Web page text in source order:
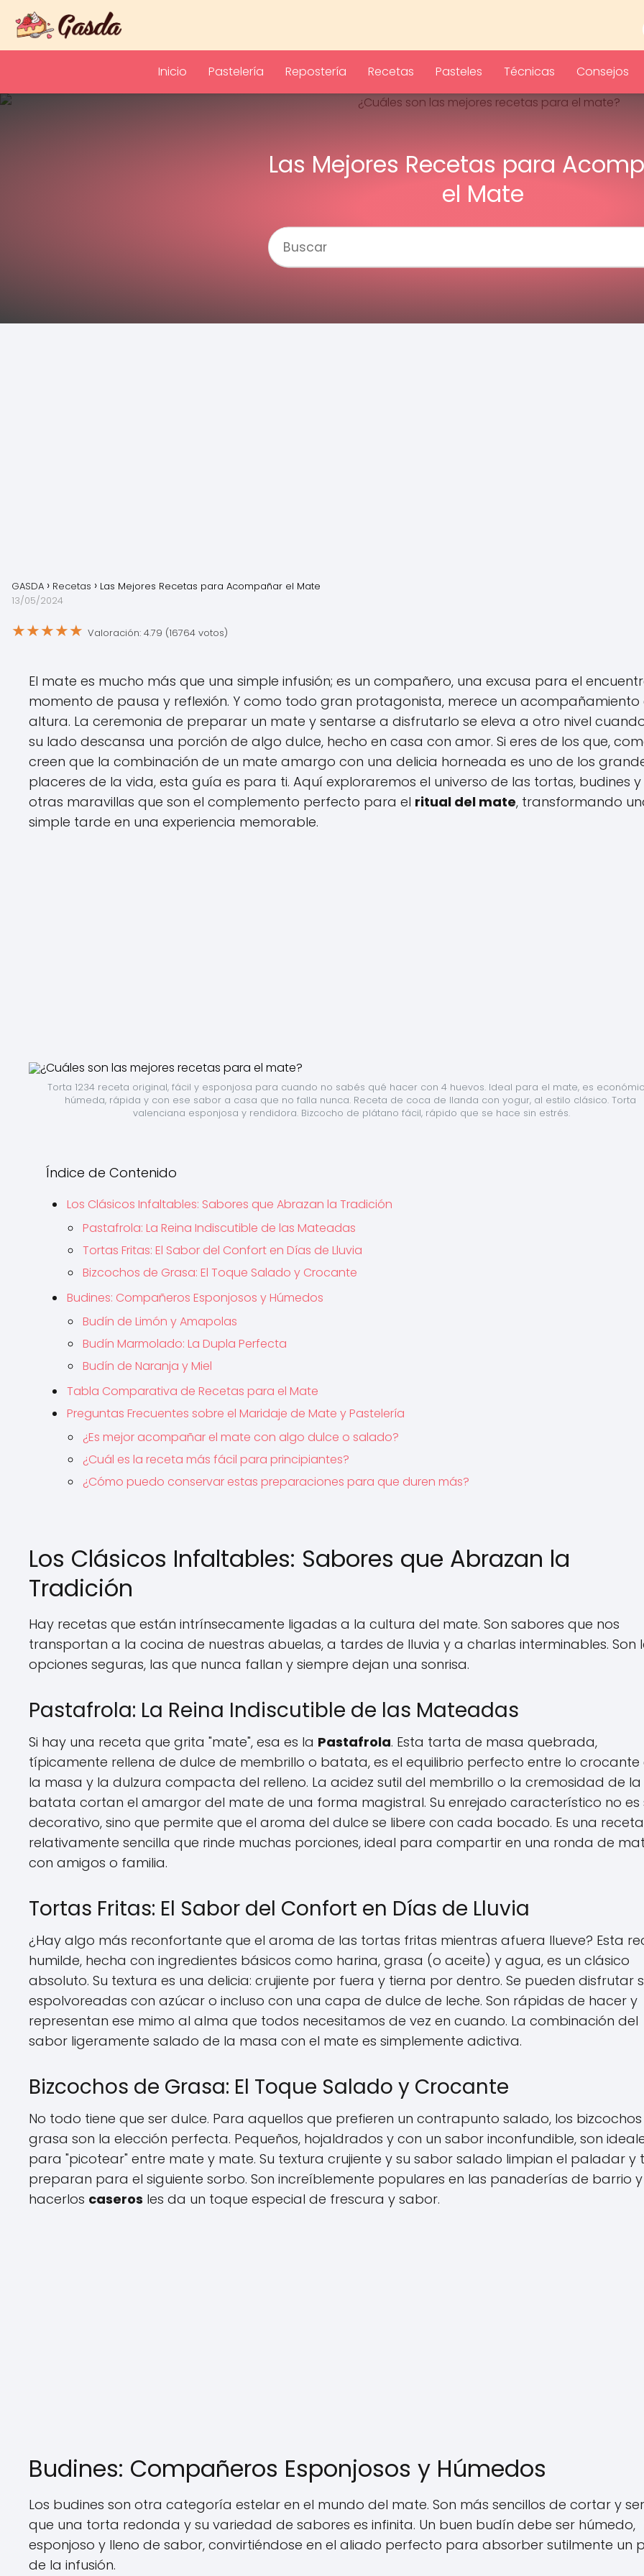
Inicio Pastelería Repostería Recetas Pasteles Técnicas Consejos
Las Mejores Recetas para
el Mate
GASDA Recetas
Las Mejores Recetas para Acompañar el Mate
13/05/2024
★★★★★ Valoración: 4.79 (16764 votos)
El mate es mucho más que una simple infusión; es un compañero, una excusa para el
momento de pausa y reflexión. Y como todo gran protagonista, merece un acompañamiento
altura. La ceremonia de preparar un mate y sentarse a disfrutarlo se eleva a otro nivel
su lado descansa una porción de algo dulce, hecho en casa con amor. Si eres de los que,
creen que la combinación de un mate amargo con una delicia horneada es uno de los
placeres de la vida, esta guía es para ti. Aquí exploraremos el universo de las tortas, budines y
otras maravillas que son el complemento perfecto para el ritual del mate, transformando
simple tarde en una experiencia memorable.
Torta 1234 receta original, fácil y esponjosa para cuando no sabés qué hacer con 4 huevos. Ideal para el mate, es
húmeda, rápida y con ese sabor a casa que no falla nunca. Receta de coca de llanda con yogur, al estilo clásico. Torta
valenciana esponjosa y rendidora. Bizcocho de plátano fácil, rápido que se hace sin estrés.
Índice de Contenido
Los Clásicos Infaltables: Sabores que Abrazan la Tradición
Pastafrola: La Reina Indiscutible de las Mateadas
Tortas Fritas: El Sabor del Confort en Días de Lluvia
Bizcochos de Grasa: El Toque Salado y Crocante
Budines: Compañeros Esponjosos y Húmedos
Budín de Limón y Amapolas
Budín Marmolado: La Dupla Perfecta
Budín de Naranja y Miel
Tabla Comparativa de Recetas para el Mate
Preguntas Frecuentes sobre el Maridaje de Mate y Pastelería
¿Es mejor acompañar el mate con algo dulce o salado?
¿Cuál es la receta más fácil para principiantes?
¿Cómo puedo conservar estas preparaciones para que duren más?
Los Clásicos Infaltables: Sabores que Abrazan la
Tradición
Hay recetas que están intrínsecamente ligadas a la cultura del mate. Son sabores que nos
transportan a la cocina de nuestras abuelas, a tardes de lluvia y a charlas interminables. Son
opciones seguras, las que nunca fallan y siempre dejan una sonrisa.
Pastafrola: La Reina Indiscutible de las Mateadas
Si hay una receta que grita "mate", esa es la Pastafrola. Esta tarta de masa quebrada,
típicamente rellena de dulce de membrillo o batata, es el equilibrio perfecto entre lo crocante
la masa y la dulzura compacta del relleno. La acidez sutil del membrillo o la cremosidad de la
batata cortan el amargor del mate de una forma magistral. Su enrejado característico no es
decorativo, sino que permite que el aroma del dulce se libere con cada bocado. Es una receta
relativamente sencilla que rinde muchas porciones, ideal para compartir en una ronda de
con amigos o familia.
Tortas Fritas: El Sabor del Confort en Días de Lluvia
¿Hay algo más reconfortante que el aroma de las tortas fritas mientras afuera llueve? Esta
humilde, hecha con ingredientes básicos como harina, grasa (o aceite) y agua, es un clásico
absoluto. Su textura es una delicia: crujiente por fuera y tierna por dentro. Se pueden disfrutar
espolvoreadas con azúcar o incluso con una capa de dulce de leche. Son rápidas de hacer y
representan ese mimo al alma que todos necesitamos de vez en cuando. La combinación del
sabor ligeramente salado de la masa con el mate es simplemente adictiva.
Bizcochos de Grasa: El Toque Salado y Crocante
No todo tiene que ser dulce. Para aquellos que prefieren un contrapunto salado, los
grasa son la elección perfecta. Pequeños, hojaldrados y con un sabor inconfundible, son
para "picotear" entre mate y mate. Su textura crujiente y su sabor salado limpian el paladar y
preparan para el siguiente sorbo. Son increíblemente populares en las panaderías de barrio y
hacerlos caseros les da un toque especial de frescura y sabor.
Budines: Compañeros Esponjosos y Húmedos
Los budines son otra categoría estelar en el mundo del mate. Son más sencillos de cortar y
que una torta redonda y su variedad de sabores es infinita. Un buen budín debe ser húmedo,
esponjoso y lleno de sabor, convirtiéndose en el aliado perfecto para absorber sutilmente un
de la infusión.